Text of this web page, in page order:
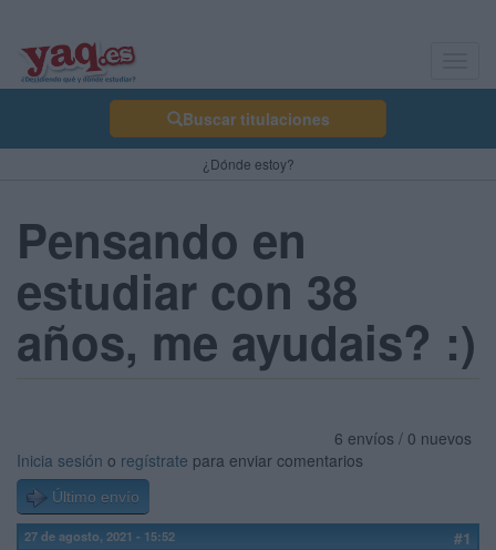
Buscar titulaciones
¿Dónde estoy?
Pensando en
estudiar con 38
años, me ayudais? :)
6 envíos / 0 nuevos
Inicia sesión o regístrate para enviar comentarios
Último envío
27 de agosto, 2021 - 15:52 #1